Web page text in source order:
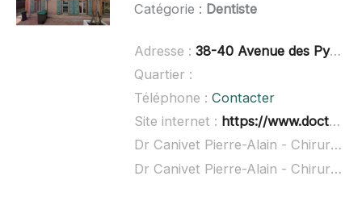
Catégorie : Dentiste
Adresse : 38-40 Avenue des Pyrénées, 31830 Plaisance-du-Touch
Quartier :
Téléphone : Contacter
Site internet : https://www.doctolib.fr/dentiste/plaisance-du-touch/pierre-alain-canivet
Dr Canivet Pierre-Alain - Chirurgien-dentiste à domicile :
Dr Canivet Pierre-Alain - Chirurgien-dentiste ouvert dimanche :